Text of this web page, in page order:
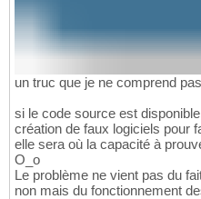
un truc que je ne comprend
si le code source est
création de faux logiciels pour
elle sera où la capacité à
O_o
Le problème ne vient pas du
non mais du fonctionnement